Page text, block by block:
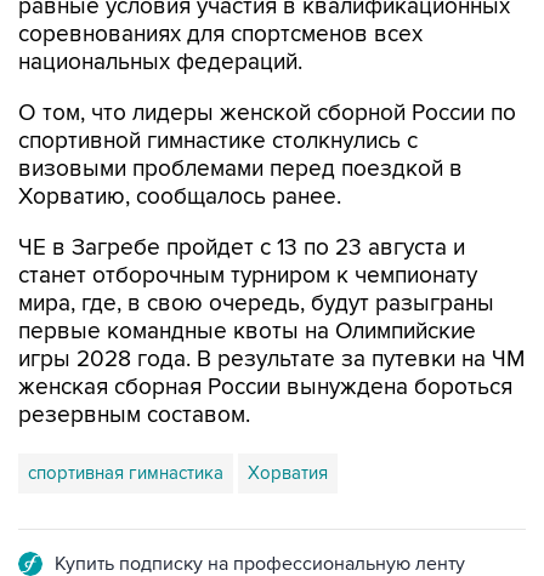
национальных федераций.
О том, что лидеры женской сборной России по
визовыми проблемами перед поездкой в
Хорватию, сообщалось ранее.
ЧЕ в Загребе пройдет с 13 по 23 августа и
мира, где, в свою очередь, будут разыграны
первые командные квоты на Олимпийские
игры 2028 года. В результате за путевки на ЧМ
женская сборная России вынуждена бороться
резервным составом.
спортивная гимнастика Хорватия
Подписаться на рассылку главных новостей сайта